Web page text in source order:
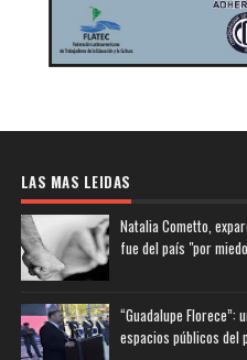
LAS MAS LEIDAS
Natalia Cometto,
fue del país "por
“Guadalupe Florece”:
espacios públicos del